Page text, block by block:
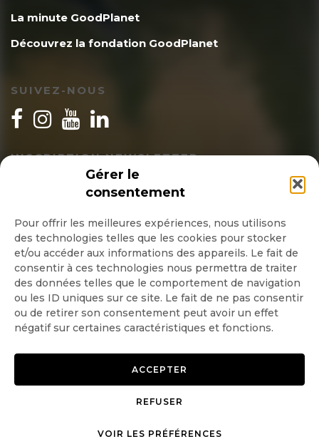
Gérer le
consentement
Pour offrir les meilleures expériences, nous utilisons
des technologies telles que les cookies pour stocker
et/ou accéder aux informations des appareils. Le fait de
consentir à ces technologies nous permettra de traiter
des données telles que le comportement de navigation
ou les ID uniques sur ce site. Le fait de ne pas consentir
ou de retirer son consentement peut avoir un effet
négatif sur certaines caractéristiques et fonctions.
ACCEPTER
REFUSER
VOIR LES PRÉFÉRENCES
La minute GoodPlanet
Découvrez la fondation GoodPlanet
SUIVEZ-NOUS
INSCRIPTION NEWSLETTER
Quotidienne
Hebdo
OK